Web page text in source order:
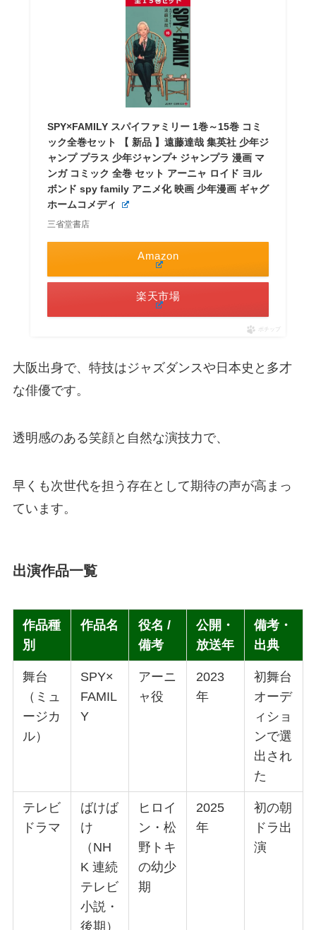
SPY×FAMILY スパイファミリー 1巻～15巻 コミ
ック全巻セット 【 新品 】遠藤達哉 集英社 少年ジ
ャンプ プラス 少年ジャンプ+ ジャンプラ 漫画 マ
ンガ コミック 全巻 セット アーニャ ロイド ヨル
ボンド spy family アニメ化 映画 少年漫画 ギャグ
ホームコメディ
三省堂書店
Amazon
楽天市場
ポチップ
大阪出身で、特技はジャズダンスや日本史と多才
な俳優です。
透明感のある笑顔と自然な演技力で、
早くも次世代を担う存在として期待の声が高まっ
ています。
出演作品一覧
作品種
別
作品名
役名 /
備考
公開・
放送年
備考・
出典
舞台
（ミュ
ージカ
ル）
SPY×
FAMIL
Y
アーニ
ャ役
2023
年
初舞台
オーデ
ィショ
ンで選
出され
た
テレビ
ドラマ
ばけば
け
（NH
K 連続
テレビ
小説・
後期）
ヒロイ
ン・松
野トキ
の幼少
期
2025
年
初の朝
ドラ出
演